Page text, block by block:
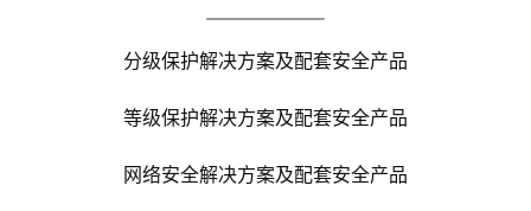
分级保护解决方案及配套安全产品
等级保护解决方案及配套安全产品
网络安全解决方案及配套安全产品